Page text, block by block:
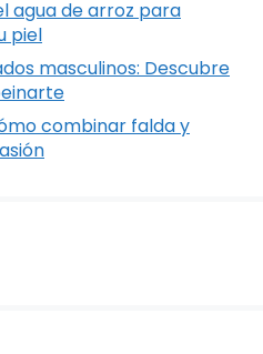
agua de arroz para
piel
masculinos: Descubre
combinar falda y